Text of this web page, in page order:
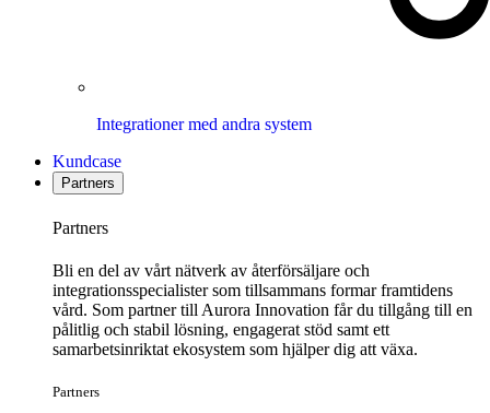
Integrationer med andra system
Kundcase
Partners
Partners
Bli en del av vårt nätverk av återförsäljare och
integrationsspecialister som tillsammans formar framtidens
vård. Som partner till Aurora Innovation får du tillgång till en
pålitlig och stabil lösning, engagerat stöd samt ett
samarbetsinriktat ekosystem som hjälper dig att växa.
Partners